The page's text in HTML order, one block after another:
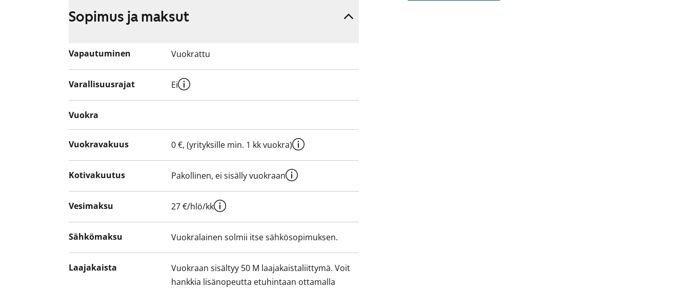
Sopimus ja maksut
Vapautuminen Vuokrattu
Varallisuusrajat Ei
Vuokra
Vuokravakuus 0 €, (yrityksille min. 1 kk vuokra)
Kotivakuutus Pakollinen, ei sisälly vuokraan
Vesimaksu 27 €/hlö/kk
Sähkömaksu Vuokralainen solmii itse sähkösopimuksen.
Laajakaista
Vuokraan sisältyy 50 M laajakaistaliittymä. Voit
hankkia lisänopeutta etuhintaan ottamalla